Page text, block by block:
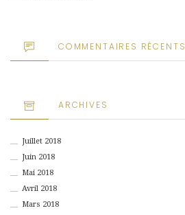
COMMENTAIRES RÉCENTS
ARCHIVES
Juillet 2018
Juin 2018
Mai 2018
Avril 2018
Mars 2018